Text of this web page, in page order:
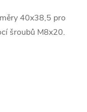
40x38,5 pro
šroubů M8x20.